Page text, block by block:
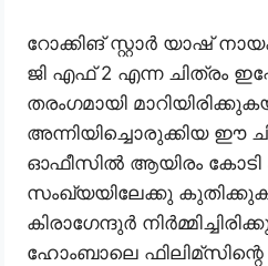
റോക്കിങ് സ്റ്റാർ യാഷ്
ജി എഫ് 2 എന്ന ചിത്രം
തരംഗമായി
അന്നിയിച്ചൊരുക്കിയ ഈ
ഓഫീസിൽ ആയിരം കോടി
സംഖ്യയിലേക്കു
കിരാഗേന്ദുർ
ഹോംബാലെ